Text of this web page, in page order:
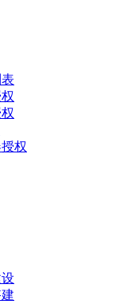
权